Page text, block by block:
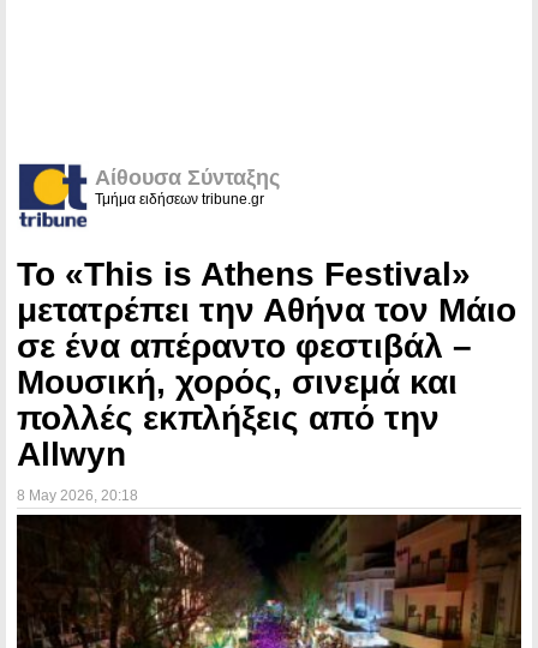
Αίθουσα Σύνταξης
Τμήμα ειδήσεων tribune.gr
Το «This is Athens Festival»
μετατρέπει την Αθήνα τον Μάιο
σε ένα απέραντο φεστιβάλ –
Μουσική, χορός, σινεμά και
πολλές εκπλήξεις από την
Allwyn
8 May 2026 , 20:18